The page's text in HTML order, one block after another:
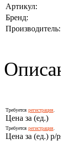
Артикул:
Бренд:
Производитель:
Требуется регистрация
Цена за (ед.)
Требуется регистрация
Цена за (ед.) р/